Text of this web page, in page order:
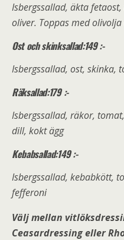
Isbergssallad, äkta
oliver. Toppas med
Ost och skinksallad:149 :-
Isbergssallad, ost, skinka,
Räksallad:179 :-
Isbergssallad, räkor,
dill, kokt ägg
Kebabsallad:149 :-
Isbergssallad, kebabkött,
fefferoni
Välj mellan
Ceasardressing eller